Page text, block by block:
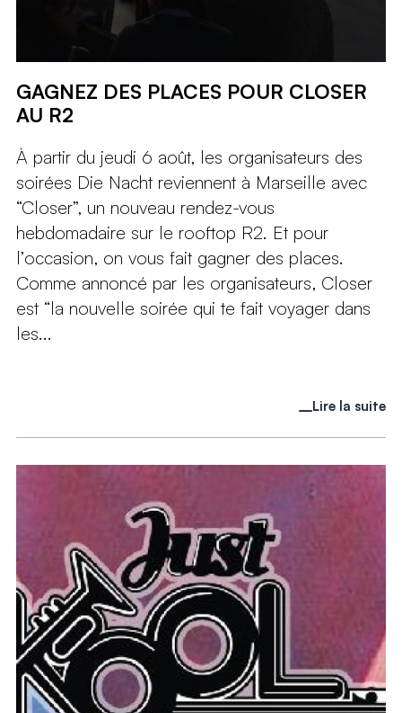
GAGNEZ DES PLACES POUR CLOSER
AU R2
À partir du jeudi 6 août, les organisateurs des
soirées Die Nacht reviennent à Marseille avec
“Closer”, un nouveau rendez-vous
hebdomadaire sur le rooftop R2. Et pour
l’occasion, on vous fait gagner des places.
Comme annoncé par les organisateurs, Closer
est “la nouvelle soirée qui te fait voyager dans
les...
Lire la suite